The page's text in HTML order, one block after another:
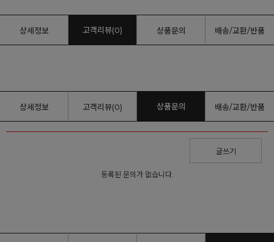
상세정보 고객리뷰(0) 상품문의 배송/교환/반품
상세정보 고객리뷰(0) 상품문의 배송/교환/반품
글쓰기
등록된 문의가 없습니다.